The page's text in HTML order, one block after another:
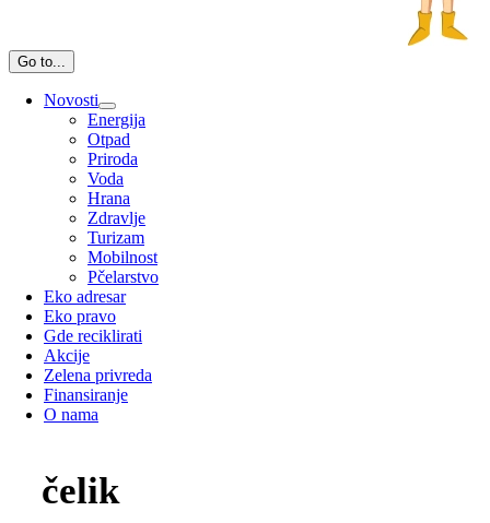
Go to...
Novosti
Energija
Otpad
Priroda
Voda
Hrana
Zdravlje
Turizam
Mobilnost
Pčelarstvo
Eko adresar
Eko pravo
Gde reciklirati
Akcije
Zelena privreda
Finansiranje
O nama
čelik